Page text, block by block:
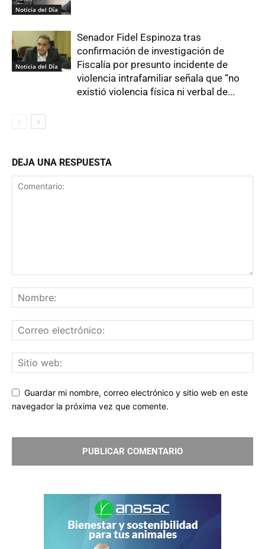
Noticia del Día
Noticia del Día
Senador Fidel Espinoza tras
confirmación de investigación de
Fiscalía por presunto incidente de
violencia intrafamiliar señala que “no
existió violencia física ni verbal de...
DEJA UNA RESPUESTA
Guardar mi nombre, correo electrónico y sitio web en este
navegador la próxima vez que comente.